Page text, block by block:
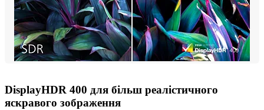
DisplayHDR 400 для більш реалістичного
яскравого зображення